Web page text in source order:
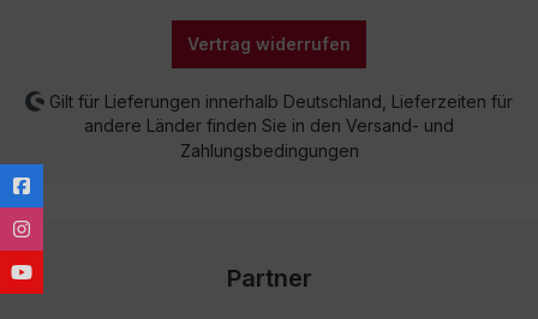
Vertrag widerrufen
Gilt für Lieferungen innerhalb Deutschland, Lieferzeiten für
andere Länder finden Sie in den Versand- und
Zahlungsbedingungen
Partner